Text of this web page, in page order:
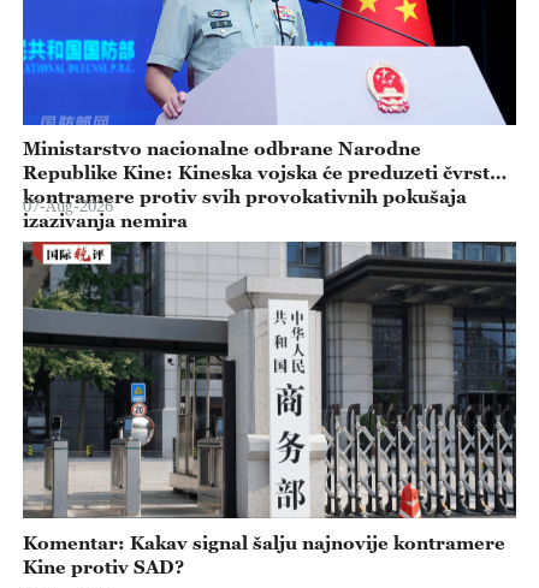
Ministarstvo nacionalne odbrane Narodne
Republike Kine: Kineska vojska će preduzeti čvrste
kontramere protiv svih provokativnih pokušaja
izazivanja nemira
07-Aug-2026
Komentar: Kakav signal šalju najnovije kontramere
Kine protiv SAD?